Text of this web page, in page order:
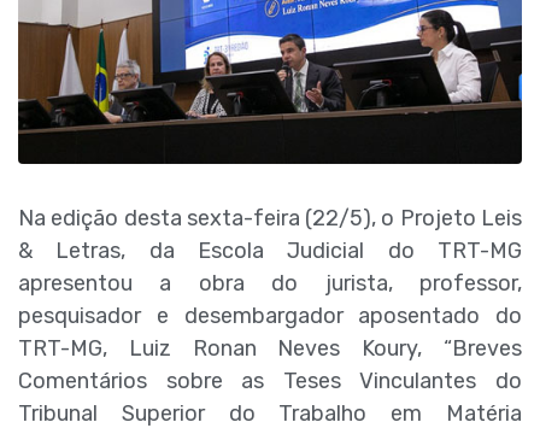
Na edição desta sexta-feira (22/5), o Projeto Leis
& Letras, da Escola Judicial do TRT-MG
apresentou a obra do jurista, professor,
pesquisador e desembargador aposentado do
TRT-MG, Luiz Ronan Neves Koury, “Breves
Comentários sobre as Teses Vinculantes do
Tribunal Superior do Trabalho em Matéria